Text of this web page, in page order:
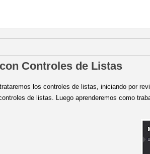
Controles de Listas
los controles de listas, iniciando por
de listas. Luego aprenderemos como